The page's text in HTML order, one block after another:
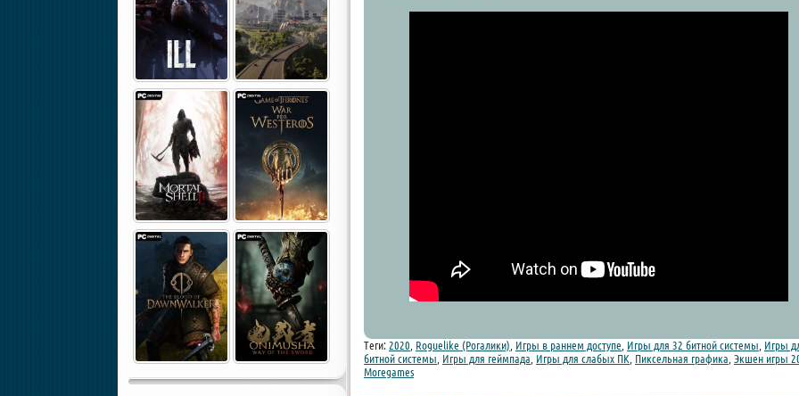
Теги: 2020 Roguelike (Рогалики) Игры в раннем доступе Игры для 32 битной системы Игры
битной системы Игры для геймпада Игры для слабых ПК Пиксельная графика Экшен игры
Moregames